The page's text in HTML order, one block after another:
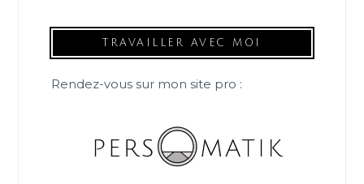
TRAVAILLER AVEC MOI
Rendez-vous sur mon site pro :